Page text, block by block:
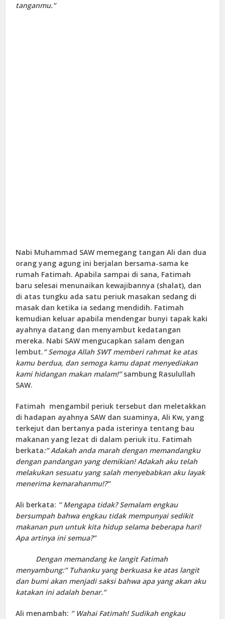
tanganmu.”
Nabi Muhammad SAW memegang tangan Ali dan dua
orang yang agung ini berjalan bersama-sama ke
rumah Fatimah. Apabila sampai di sana, Fatimah
baru selesai menunaikan kewajibannya (shalat), dan
di atas tungku ada satu periuk masakan sedang di
masak dan ketika ia sedang mendidih. Fatimah
kemudian keluar apabila mendengar bunyi tapak kaki
ayahnya datang dan menyambut kedatangan
mereka. Nabi SAW mengucapkan salam dengan
lembut.” Semoga Allah SWT memberi rahmat ke atas
kamu berdua, dan semoga kamu dapat menyediakan
kami hidangan makan malam!”sambung Rasulullah
SAW.
Fatimah mengambil periuk tersebut dan meletakkan
di hadapan ayahnya SAW dan suaminya, Ali Kw, yang
terkejut dan bertanya pada isterinya tentang bau
makanan yang lezat di dalam periuk itu. Fatimah
berkata:” Adakah anda marah dengan memandangku
dengan pandangan yang demikian! Adakah aku telah
melakukan sesuatu yang salah menyebabkan aku layak
menerima kemarahanmu!?”
Ali berkata: ” Mengapa tidak? Semalam engkau
bersumpah bahwa engkau tidak mempunyai sedikit
makanan pun untuk kita hidup selama beberapa hari!
Apa artinya ini semua?”
Dengan memandang ke langit Fatimah
menyambung:” Tuhanku yang berkuasa ke atas langit
dan bumi akan menjadi saksi bahwa apa yang akan aku
katakan ini adalah benar.”
Ali menambah: ” Wahai Fatimah! Sudikah engkau